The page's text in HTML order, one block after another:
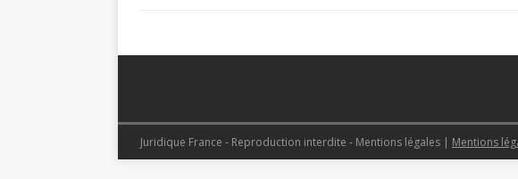
Juridique France - Reproduction interdite - Mentions légales | Mentions